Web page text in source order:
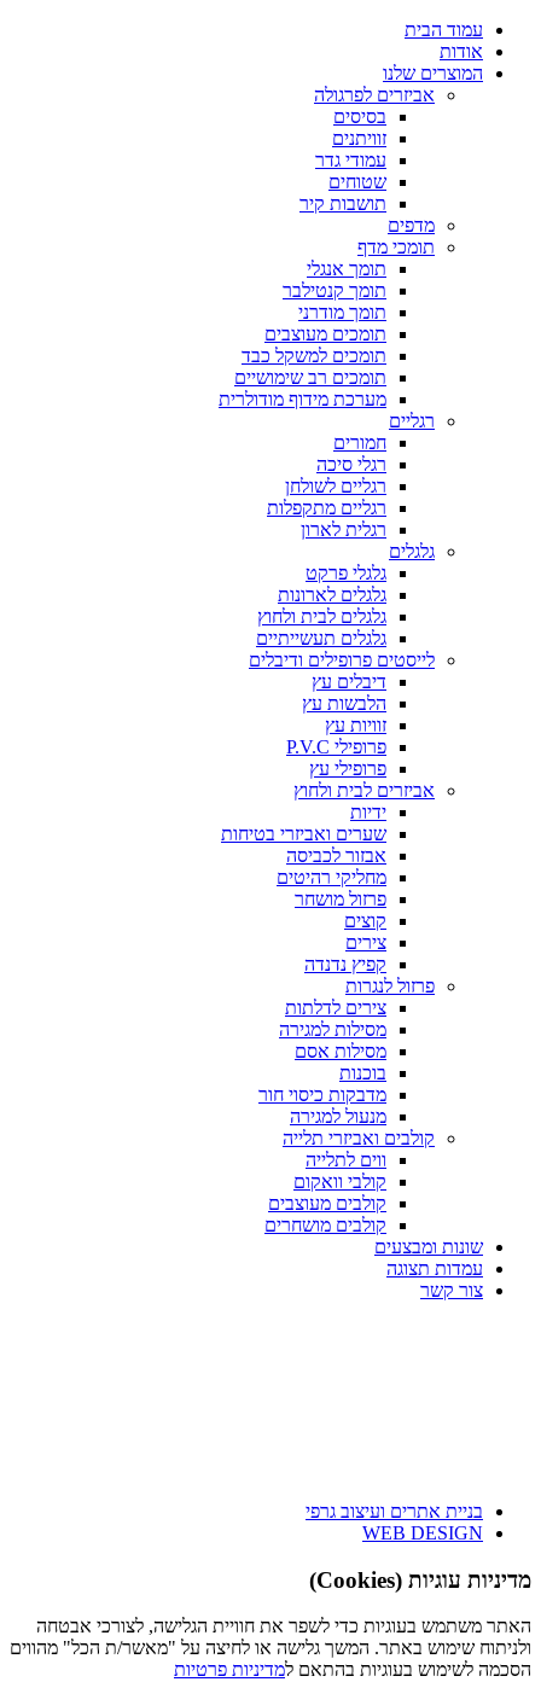
עמוד הבית
אודות
המוצרים שלנו
אביזרים לפרגולה
בסיסים
זוויתנים
עמודי גדר
שטוחים
תושבות קיר
מדפים
תומכי מדף
תומך אנגלי
תומך קנטילבר
תומך מודרני
תומכים מעוצבים
תומכים למשקל כבד
תומכים רב שימושיים
מערכת מידוף מודולרית
רגליים
חמורים
רגלי סיכה
רגליים לשולחן
רגליים מתקפלות
רגלית לארון
גלגלים
גלגלי פרקט
גלגלים לארונות
גלגלים לבית ולחוץ
גלגלים תעשייתיים
לייסטים פרופילים ודיבלים
דיבלים עץ
הלבשות עץ
זוויות עץ
פרופילי P.V.C
פרופילי עץ
אביזרים לבית ולחוץ
ידיות
שערים ואביזרי בטיחות
אבזור לכביסה
מחליקי רהיטים
פרזול מושחר
קוצים
צירים
קפיץ נדנדה
פרזול לנגרות
צירים לדלתות
מסילות למגירה
מסילות אסם
בוכנות
מדבקות כיסוי חור
מנעול למגירה
קולבים ואביזרי תלייה
ווים לתלייה
קולבי וואקום
קולבים מעוצבים
קולבים מושחרים
שונות ומבצעים
עמדות תצוגה
צור קשר
בניית אתרים ועיצוב גרפי
WEB DESIGN
מדיניות עוגיות (Cookies)
האתר משתמש בעוגיות כדי לשפר את חוויית הגלישה, לצורכי אבטחה
ולניתוח שימוש באתר. המשך גלישה או לחיצה על "מאשר/ת הכל" מהווים
הסכמה לשימוש בעוגיות בהתאם למדיניות פרטיות